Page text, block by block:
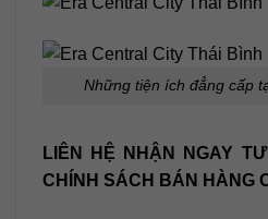
Những tiện ích đẳng cấp
LIÊN HỆ NHẬN NGAY
CHÍNH SÁCH BÁN HÀNG